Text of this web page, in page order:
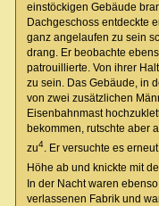
einstöckigen Gebäude
Dachgeschoss entdeckte
ganz angelaufen zu sein
drang. Er beobachte
patrouillierte. Von ihrer
zu sein. Das Gebäude, in
von zwei zusätzlichen
Eisenbahnmast
bekommen, rutschte aber
zu4. Er versuchte es
Höhe ab und knickte mit
In der Nacht waren
verlassenen Fabrik und